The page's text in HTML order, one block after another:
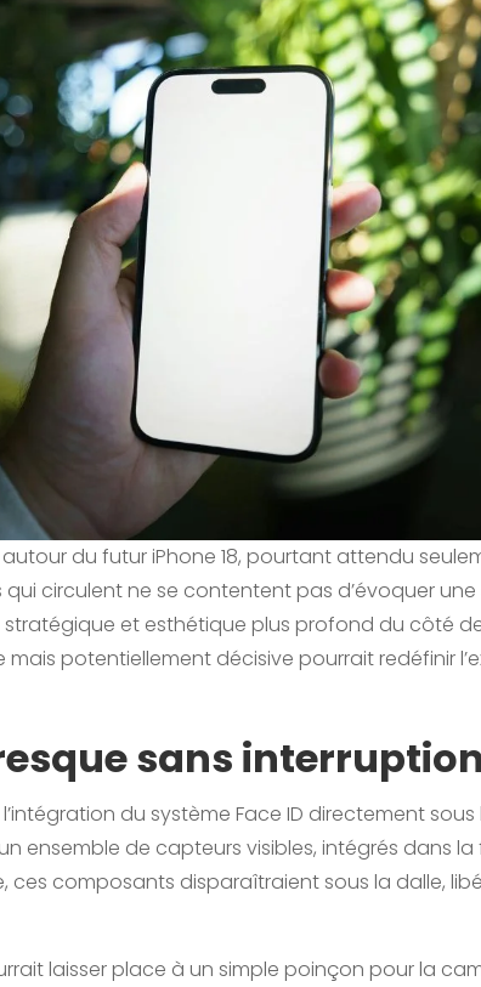
du futur iPhone 18, pourtant attendu
circulent ne se contentent pas d’évoquer
et esthétique plus profond du côté
potentiellement décisive pourrait redéfinir
sans
du système Face ID directement sous
ensemble de capteurs visibles, intégrés dans
ces composants disparaîtraient sous la dalle,
laisser place à un simple poinçon pour la